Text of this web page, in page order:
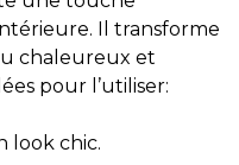
Il transforme
chaleureux et
pour l’utiliser:
look chic.